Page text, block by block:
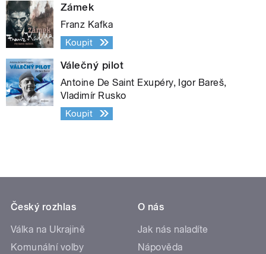
Zámek
Franz Kafka
Koupit
Válečný pilot
Antoine De Saint Exupéry, Igor Bareš,
Vladimír Rusko
Koupit
Český rozhlas
Válka na Ukrajině
Komunální volby
O nás
Jak nás naladíte
Nápověda